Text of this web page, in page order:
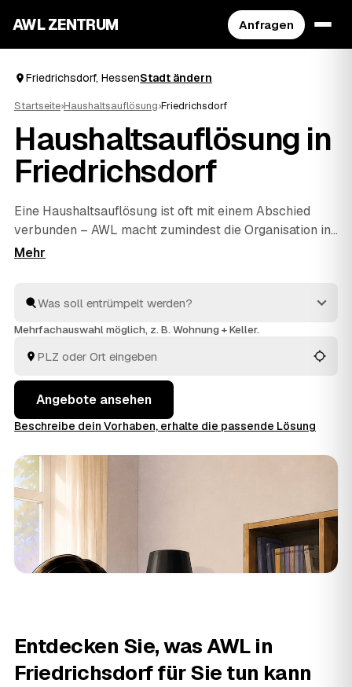
AWL ZENTRUM Anfragen
Friedrichsdorf, HessenStadt ändern
Startseite›Haushaltsauflösung›Friedrichsdorf
Haushaltsauflösung in
Friedrichsdorf
Eine Haushaltsauflösung ist oft mit einem Abschied
verbunden – AWL macht zumindest die Organisation in
Friedrichsdorf unkompliziert. Mit einer Anfrage
den kompletten Hausstand nennen. Ob Nachlass,
Umzug oderEntrümpelung einzelner Zimmer: geräumt
verwertbarer Hausrat wird auf den Preis angerechnet.
So vergleichen Sie mehrere Angebote, statt jeden
Betrieb einzeln anzufragen.
Mehrfachauswahl möglich, z. B. Wohnung + Keller.
Angebote ansehen
Beschreibe dein Vorhaben, erhalte die passende Lösung
Entdecken Sie, was AWL in
Friedrichsdorf für Sie tun kann